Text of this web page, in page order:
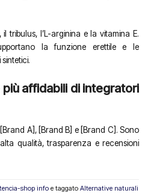
tribulus, l’L-arginina e la vitamina E.
la funzione erettile e le
più affidabili di integratori
A], [Brand B] e [Brand C]. Sono
qualità, trasparenza e recensioni
shop info e taggato Alternative naturali